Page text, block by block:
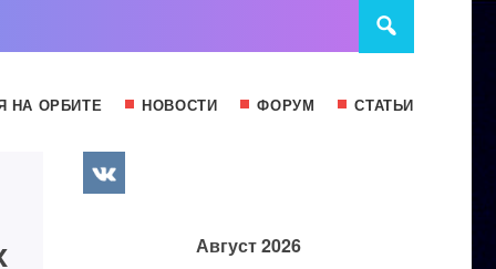
НА ОРБИТЕ НОВОСТИ ФОРУМ СТАТЬИ
Август 2026